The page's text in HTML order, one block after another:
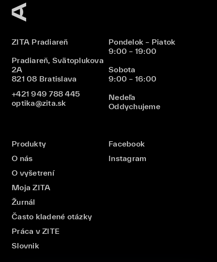
ZITA Pradiareň
Pradiareň, Svätoplukova
2A
821 08 Bratislava
+421 949 788 445
optika@zita.sk
Pondelok – Piatok
9:00 – 19:00
Sobota
9:00 – 16:00
Nedeľa
Oddychujeme
Produkty
O nás
O vyšetrení
Moja ZITA
Žurnál
Často kladené otázky
Práca v ZITE
Slovnik
Facebook
Instagram